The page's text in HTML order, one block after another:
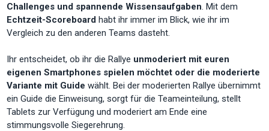
Challenges und spannende Wissensaufgaben. Mit dem
Echtzeit-Scoreboardhabt ihr immer im Blick, wie ihr im
Vergleich zu den anderen Teams dasteht.
Ihr entscheidet, ob ihr die Rallye unmoderiert mit euren
eigenen Smartphones spielen möchtet oder die moderierte
Variante mit Guide wählt. Bei der moderierten Rallye übernimmt
ein Guide die Einweisung, sorgt für die Teameinteilung, stellt
Tablets zur Verfügung und moderiert am Ende eine
stimmungsvolle Siegerehrung.